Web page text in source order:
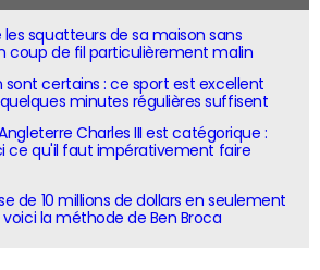
les squatteurs de sa maison sans
coup de fil particulièrement malin
sont certains : ce sport est excellent
minutes régulières suffisent
Charles III est catégorique :
ce qu'il faut impérativement faire
de 10 millions de dollars en seulement
voici la méthode de Ben Broca